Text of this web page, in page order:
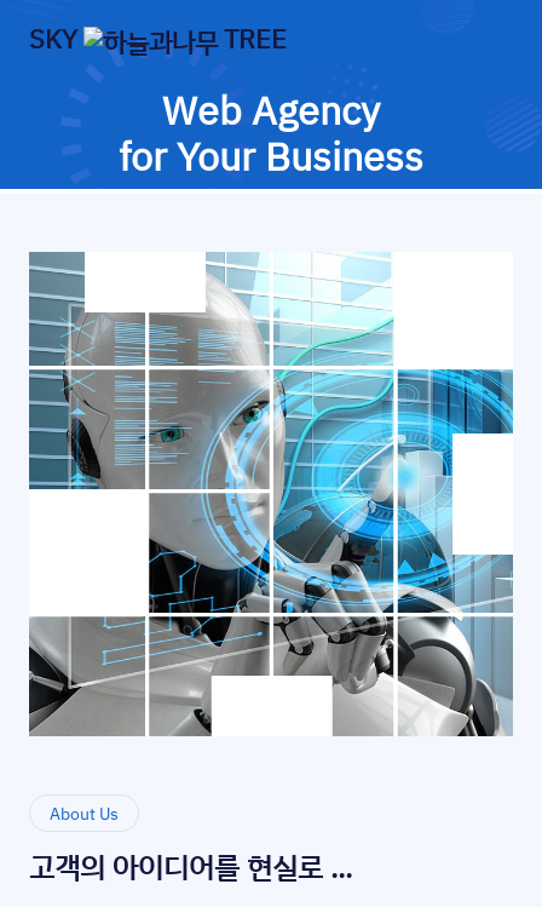
SKY TREE
Web Agency
for Your Business
About Us
고객의 아이디어를 현실로 ...